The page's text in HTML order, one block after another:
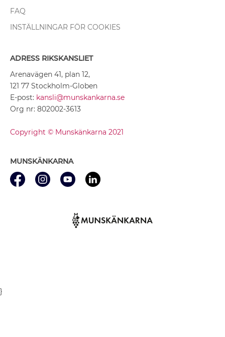
FAQ
INSTÄLLNINGAR FÖR COOKIES
ADRESS RIKSKANSLIET
Arenavägen 41, plan 12,
121 77 Stockholm-Globen
E-post: kansli@munskankarna.se
Org nr: 802002-3613
Copyright © Munskänkarna 2021
MUNSKÄNKARNA
}